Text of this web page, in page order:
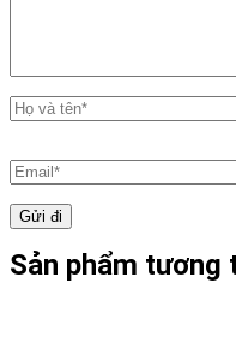
Sản phẩm tương